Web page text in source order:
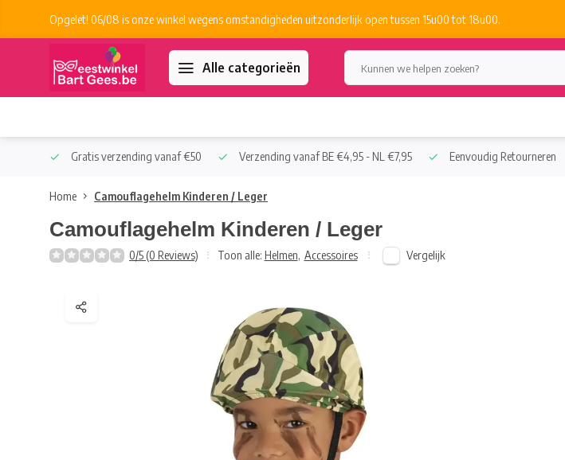
Opgelet! 06/08 is onze winkel wegens omstandigheden uitzonderlijk open tussen 15u00 tot 18u00.
Alle categorieën
Gratis verzending vanaf €50 Verzending vanaf BE €4,95 - NL €7,95 Eenvoudig Retourneren
Home Camouflagehelm Kinderen / Leger
Camouflagehelm Kinderen / Leger
0/5 (0 Reviews) Toon alle: Helmen, Accessoires Vergelijk